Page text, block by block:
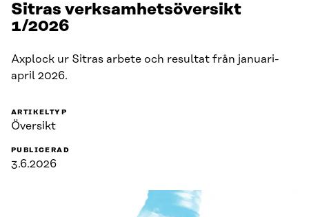
Sitras verksamhetsöversikt
1/2026
Axplock ur Sitras arbete och resultat från januari-
april 2026.
ARTIKELTYP
Översikt
PUBLICERAD
3.6.2026